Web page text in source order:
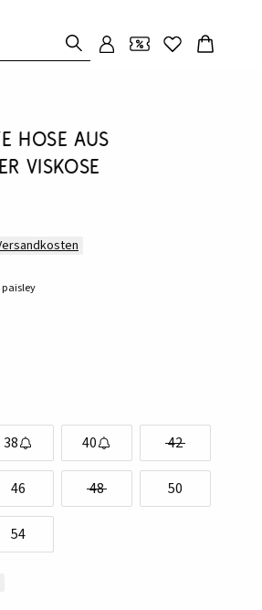
Hose aus
Viskose
38 40 42
46 48 50
54